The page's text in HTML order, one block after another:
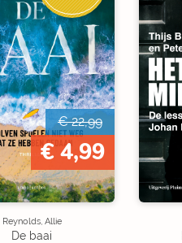
€ 22,99
€ 4,99
Reynolds, Allie
De baai